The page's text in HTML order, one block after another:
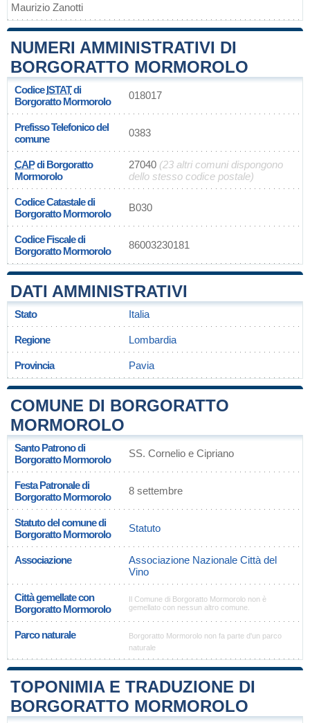
Maurizio Zanotti
NUMERI AMMINISTRATIVI DI
BORGORATTO MORMOROLO
CodiceISTATdi
Borgoratto Mormorolo
018017
Prefisso Telefonico del
comune
0383
CAPdi Borgoratto
Mormorolo
27040 (23 altri comuni dispongono
dello stesso codice postale)
Codice Catastale di
Borgoratto Mormorolo
B030
Codice Fiscale di
Borgoratto Mormorolo
86003230181
DATI AMMINISTRATIVI
Stato Italia
Regione Lombardia
Provincia Pavia
COMUNE DI BORGORATTO
MORMOROLO
Santo Patrono di
Borgoratto Mormorolo
SS. Cornelio e Cipriano
Festa Patronale di
Borgoratto Mormorolo
8 settembre
Statuto del comune di
Borgoratto Mormorolo
Statuto
Associazione
Associazione Nazionale Città del
Vino
Città gemellate con
Borgoratto Mormorolo
Il Comune di Borgoratto Mormorolo non è
gemellato con nessun altro comune.
Parco naturale
Borgoratto Mormorolo non fa parte d'un parco
naturale
TOPONIMIA E TRADUZIONE DI
BORGORATTO MORMOROLO